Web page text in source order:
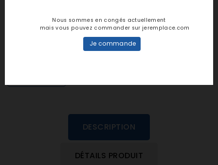
personne n'a encore posté d'avis
DESCRIPTION
DÉTAILS PRODUIT
Nous sommes en congés actuellement
mais vous pouvez commander sur jeremplace.com
Je commande